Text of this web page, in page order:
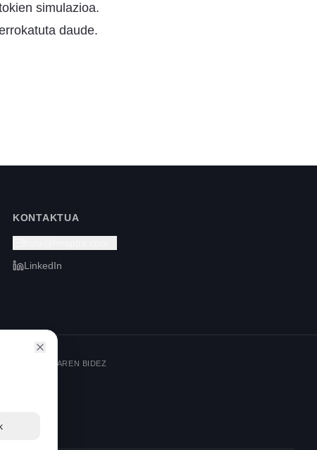
simulazioa.
daude.
KONTAKTUA
LinkedIn
MEKANISMOAREN BIDEZ